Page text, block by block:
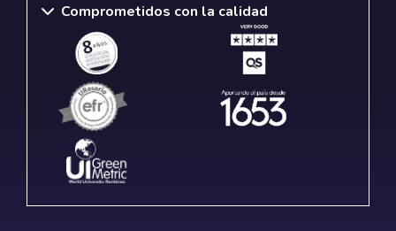
Comprometidos con la calidad